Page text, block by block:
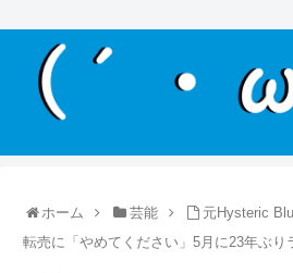
ホーム 芸能
元Hysteric
転売に「やめてください」5月に23年ぶり